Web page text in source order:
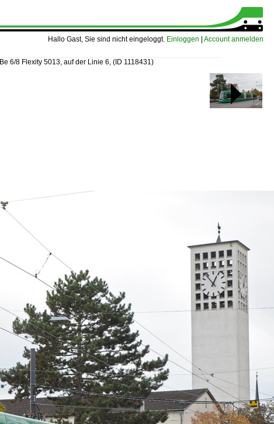
Hallo Gast, Sie sind nicht eingeloggt. Einloggen Account anmelden
Be 6/8 Flexity 5013, auf der Linie 6, (ID 1118431)